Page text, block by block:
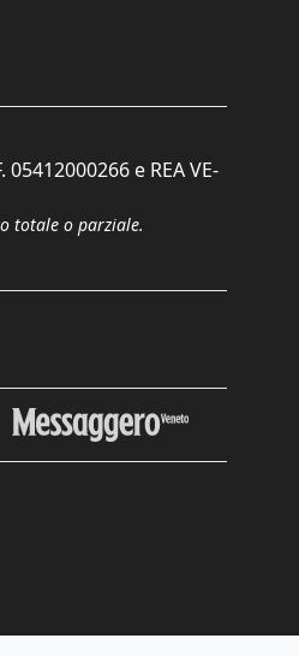
e REA VE-
totale o parziale.